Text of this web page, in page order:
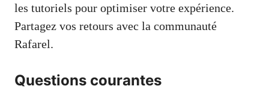
les tutoriels pour optimiser votre expérience.
Partagez vos retours avec la communauté
Rafarel.
Questions courantes